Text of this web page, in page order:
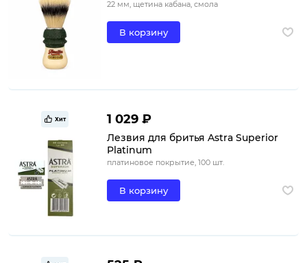
22 мм, щетина кабана, смола
В корзину
Хит 1 029 ₽
Лезвия для бритья Astra Superior
Platinum
платиновое покрытие, 100 шт.
В корзину